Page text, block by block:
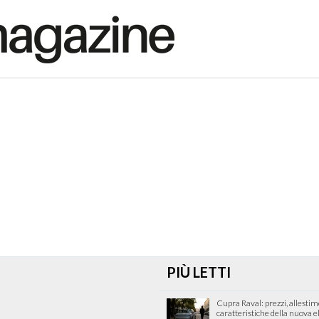
PIÙ LETTI
Cupra Raval: prezzi,
caratteristiche della nuova